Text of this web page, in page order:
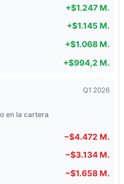
+$1.247 M.
+$1.145 M.
+$1.068 M.
+$994,2 M.
Q1 2026
en la cartera
−$4.472 M.
−$3.134 M.
−$1.658 M.